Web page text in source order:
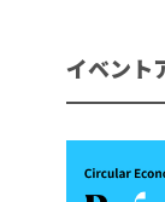
イベント